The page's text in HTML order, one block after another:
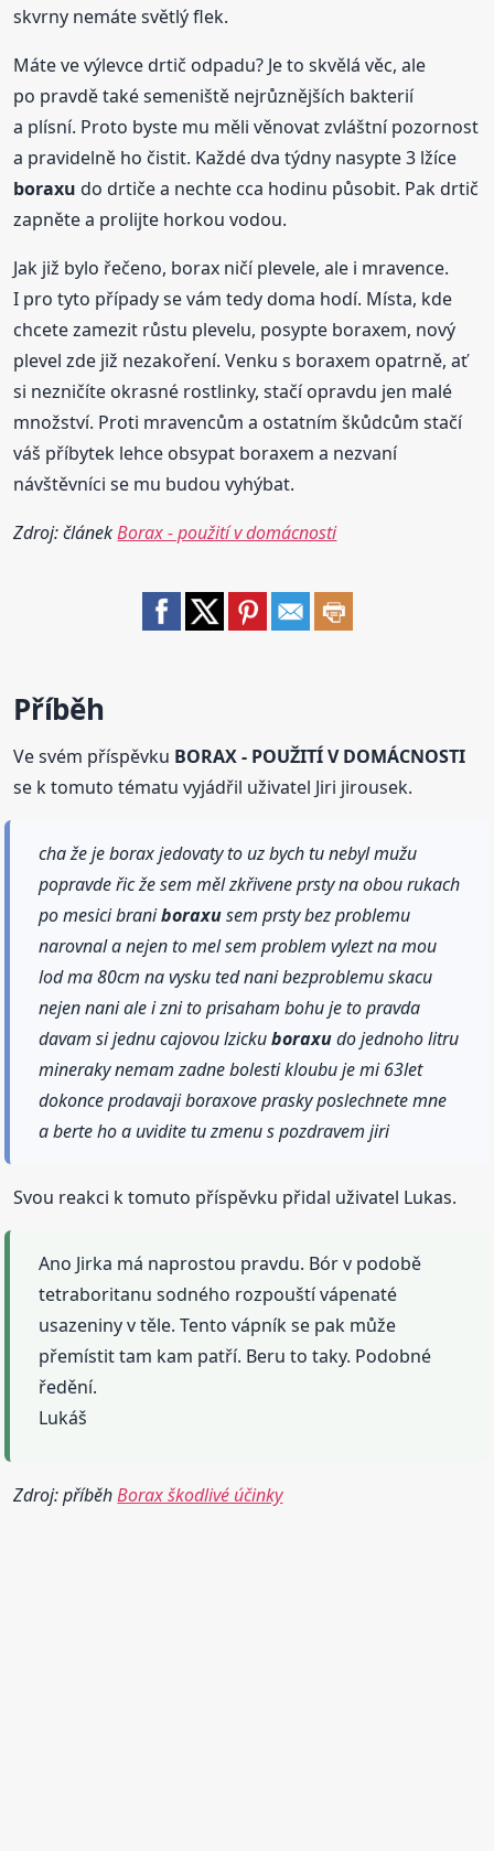
skvrny nemáte světlý flek.
Máte ve výlevce drtič odpadu? Je to skvělá věc, ale
po pravdě také semeniště nejrůznějších bakterií
a plísní. Proto byste mu měli věnovat zvláštní pozornost
a pravidelně ho čistit. Každé dva týdny nasypte 3 lžíce
boraxu do drtiče a nechte cca hodinu působit. Pak drtič
zapněte a prolijte horkou vodou.
Jak již bylo řečeno, borax ničí plevele, ale i mravence.
I pro tyto případy se vám tedy doma hodí. Místa, kde
chcete zamezit růstu plevelu, posypte boraxem, nový
plevel zde již nezakoření. Venku s boraxem opatrně, ať
si nezničíte okrasné rostlinky, stačí opravdu jen malé
množství. Proti mravencům a ostatním škůdcům stačí
váš příbytek lehce obsypat boraxem a nezvaní
návštěvníci se mu budou vyhýbat.
Zdroj: článekBorax - použití v domácnosti
Příběh
Ve svém příspěvku BORAX - POUŽITÍ V DOMÁCNOSTI
se k tomuto tématu vyjádřil uživatel Jiri jirousek.
cha že je borax jedovaty to uz bych tu nebyl mužu
popravde řic že sem měl zkřivene prsty na obou rukach
po mesici braniboraxusem prsty bez problemu
narovnal a nejen to mel sem problem vylezt na mou
lod ma 80cm na vysku ted nani bezproblemu skacu
nejen nani ale i zni to prisaham bohu je to pravda
davam si jednu cajovou lzickuboraxudo jednoho litru
mineraky nemam zadne bolesti kloubu je mi 63let
dokonce prodavaji boraxove prasky poslechnete mne
a berte ho a uvidite tu zmenu s pozdravem jiri
Svou reakci k tomuto příspěvku přidal uživatel Lukas.
Ano Jirka má naprostou pravdu. Bór v podobě
tetraboritanu sodného rozpouští vápenaté
usazeniny v těle. Tento vápník se pak může
přemístit tam kam patří. Beru to taky. Podobné
ředění.
Lukáš
Zdroj: příběhBorax škodlivé účinky